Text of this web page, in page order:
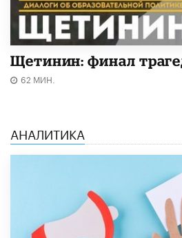
Щетинин: финал
62 МИН.
АНАЛИТИКА